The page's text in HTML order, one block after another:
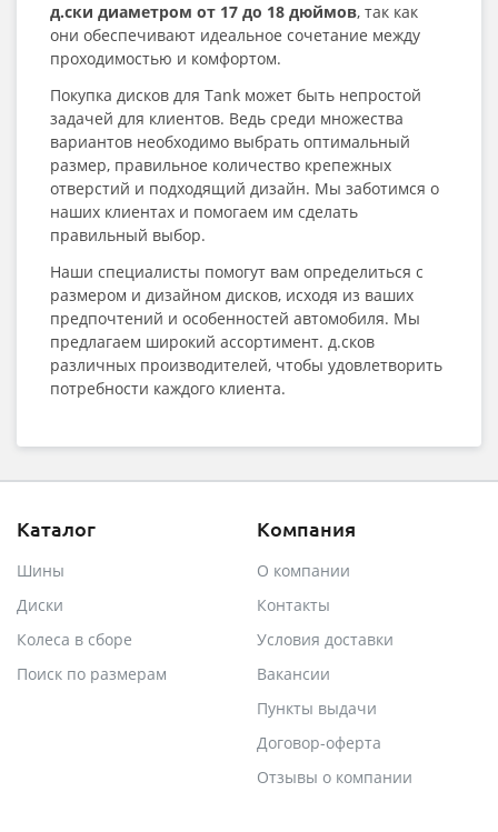
д.ски диаметром от 17 до 18 дюймов, так как
они обеспечивают идеальное сочетание между
проходимостью и комфортом.
Покупка дисков для Tank может быть непростой
задачей для клиентов. Ведь среди множества
вариантов необходимо выбрать оптимальный
размер, правильное количество крепежных
отверстий и подходящий дизайн. Мы заботимся о
наших клиентах и помогаем им сделать
правильный выбор.
Наши специалисты помогут вам определиться с
размером и дизайном дисков, исходя из ваших
предпочтений и особенностей автомобиля. Мы
предлагаем широкий ассортимент. д.сков
различных производителей, чтобы удовлетворить
потребности каждого клиента.
Каталог
Шины
Диски
Колеса в сборе
Поиск по размерам
Компания
О компании
Контакты
Условия доставки
Вакансии
Пункты выдачи
Договор-оферта
Отзывы о компании